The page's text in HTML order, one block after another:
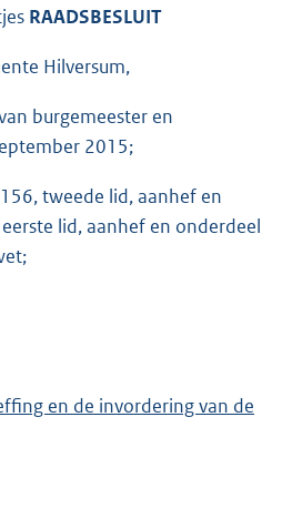
RAADSBESLUIT
Hilversum,
burgemeester en
2015;
tweede lid, aanhef en
lid, aanhef en onderdeel
en de invordering van de